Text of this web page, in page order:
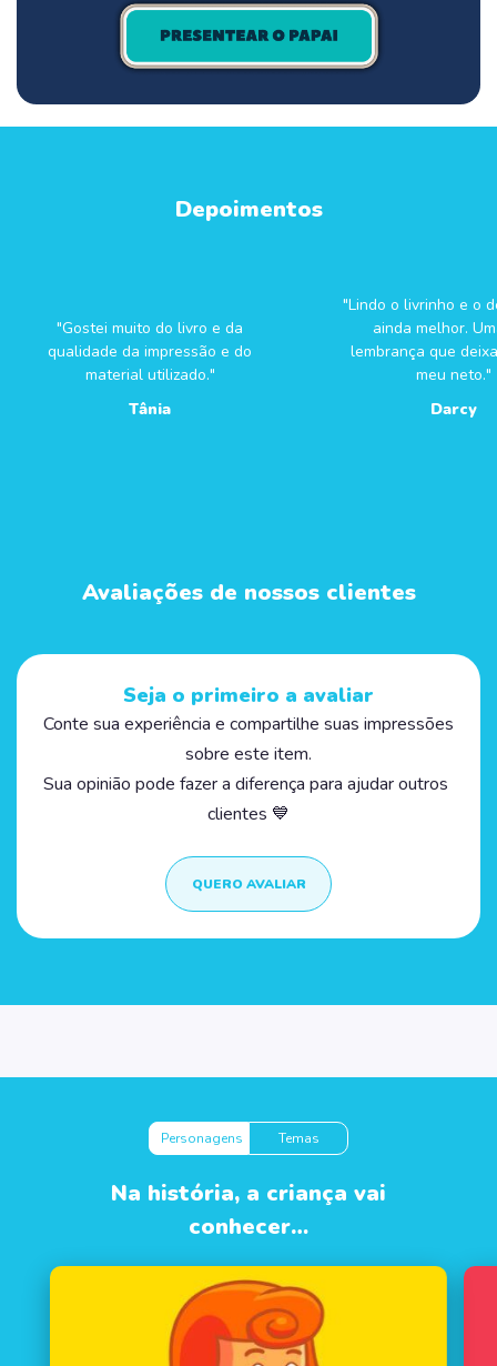
Depoimentos
"Gostei muito do livro e da
qualidade da impressão e do
material utilizado."
Tânia
"Lindo o livrinho e o
ainda melhor.
lembrança que
meu neto."
Darcy
Avaliações de nossos clientes
Seja o primeiro a avaliar
Conte sua experiência e compartilhe suas impressões
sobre este item.
Sua opinião pode fazer a diferença para ajudar outros
clientes 💙
QUERO AVALIAR
Personagens Temas
Na história, a criança vai
conhecer…